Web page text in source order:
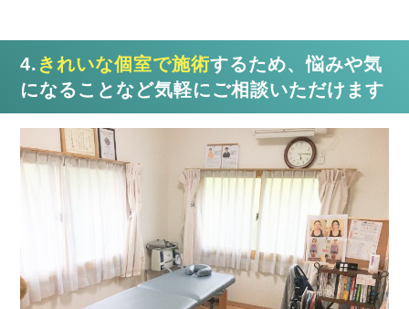
4. きれいな個室で施術するため、悩みや気
になることなど気軽にご相談いただけます